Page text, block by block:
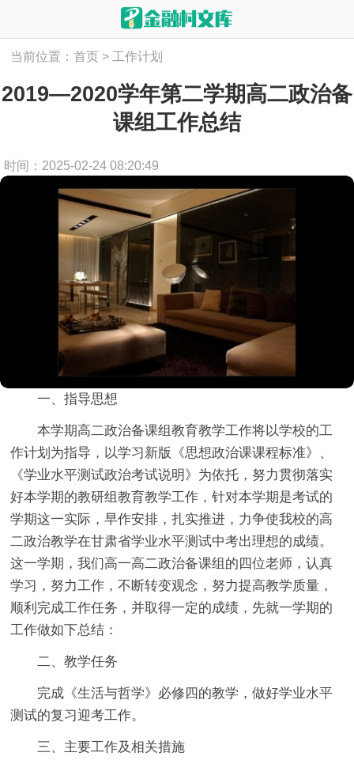
当前位置：首页 > 工作计划
2019—2020学年第二学期高二政治备
课组工作总结
时间：2025-02-24 08:20:49
一、指导思想
本学期高二政治备课组教育教学工作将以学校的工
作计划为指导，以学习新版《思想政治课课程标准》、
《学业水平测试政治考试说明》为依托，努力贯彻落实
好本学期的教研组教育教学工作，针对本学期是考试的
学期这一实际，早作安排，扎实推进，力争使我校的高
二政治教学在甘肃省学业水平测试中考出理想的成绩。
这一学期，我们高一高二政治备课组的四位老师，认真
学习，努力工作，不断转变观念，努力提高教学质量，
顺利完成工作任务，并取得一定的成绩，先就一学期的
工作做如下总结：
二、教学任务
完成《生活与哲学》必修四的教学，做好学业水平
测试的复习迎考工作。
三、主要工作及相关措施